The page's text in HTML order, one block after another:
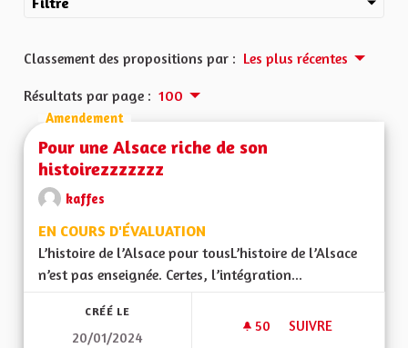
Classement des propositions par : Les plus récentes
Résultats par page : 100
Amendement
Pour une Alsace riche de son
histoirezzzzzzz
kaffes
EN COURS D'ÉVALUATION
L’histoire de l’Alsace pour tousL’histoire de l’Alsace
n’est pas enseignée. Certes, l’intégration...
CRÉÉ LE
20/01/2024
50 50 ABONNÉS
SUIVRE